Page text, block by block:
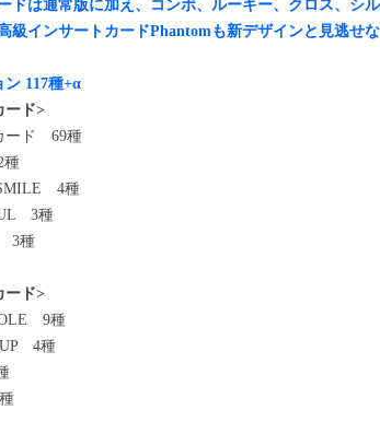
ドは通常版に加え、コンボ、ルーキー、クロス、シ
級インサートカードPhantomも新デザインと見逃せな
117種+α
ード>
ード 69種
種
4種
3種
3種
ード>
9種
4種